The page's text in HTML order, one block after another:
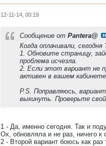
12-11-14, 00:19
Сообщение от Pantera@
Когда оплачивали,
1. Обновите страницу,
проблема исчезла.
2. Если этот вариант не
активен в вашем
P.S. Поправляюсь,
выкинуть. Проверьте
1 - Да, именно сегодня. Так и
Ох, обновляла и не раз, ничего
2 - Второй вариант боюсь как раз